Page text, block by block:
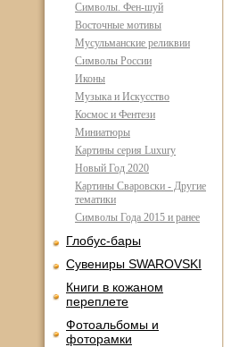
Символы. Фен-шуй
Восточные мотивы
Мусульманские реликвии
Символы России
Иконы
Музыка и Искусство
Космос и Фентези
Миниатюры
Картины серия Luxury
Новый Год 2020
Картины Сваровски - Другие
тематики
Символы Года 2015 и ранее
Глобус-бары
Сувениры SWAROVSKI
Книги в кожаном
переплете
Фотоальбомы и
фоторамки